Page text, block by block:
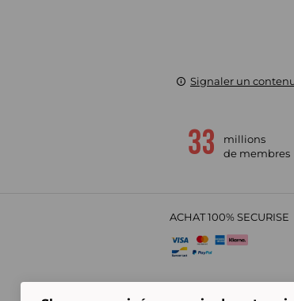
Signaler un
millions
de membres
ACHAT 100% SECURISE